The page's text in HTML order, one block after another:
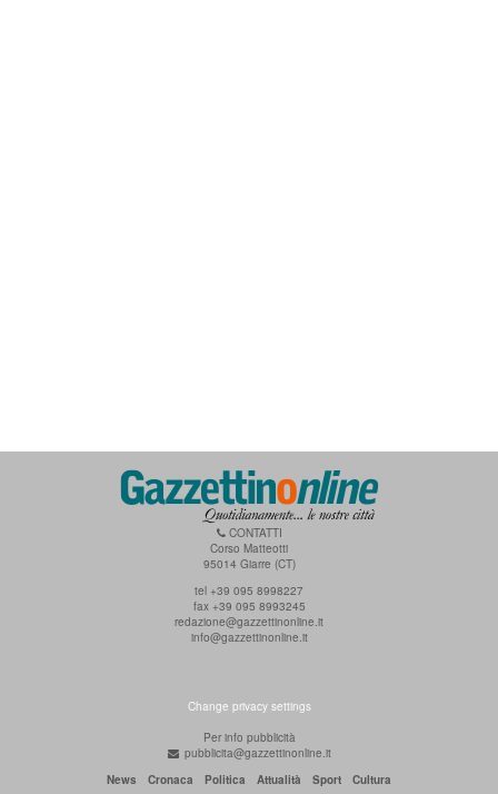
CONTATTI
Corso Matteotti
95014 Giarre (CT)
tel +39 095 8998227
fax +39 095 8993245
redazione@gazzettinonline.it
info@gazzettinonline.it
Change privacy settings
Per info pubblicità
pubblicita@gazzettinonline.it
News
Cronaca Politica Attualità Sport Cultura